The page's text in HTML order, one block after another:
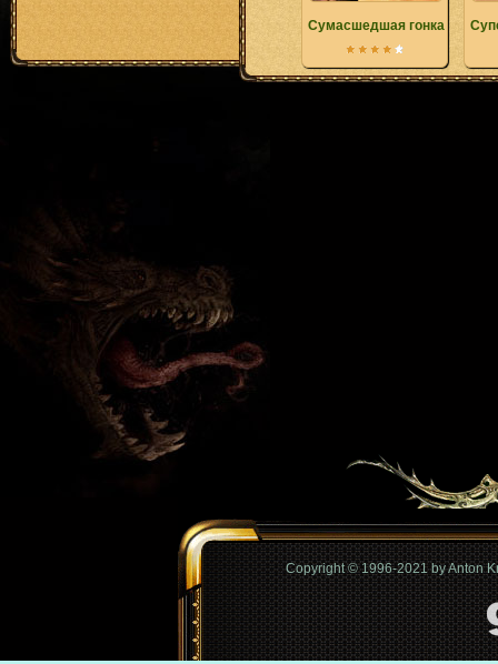
Сумасшедшая гонка 2
Copyright © 1996-2021 by Anton